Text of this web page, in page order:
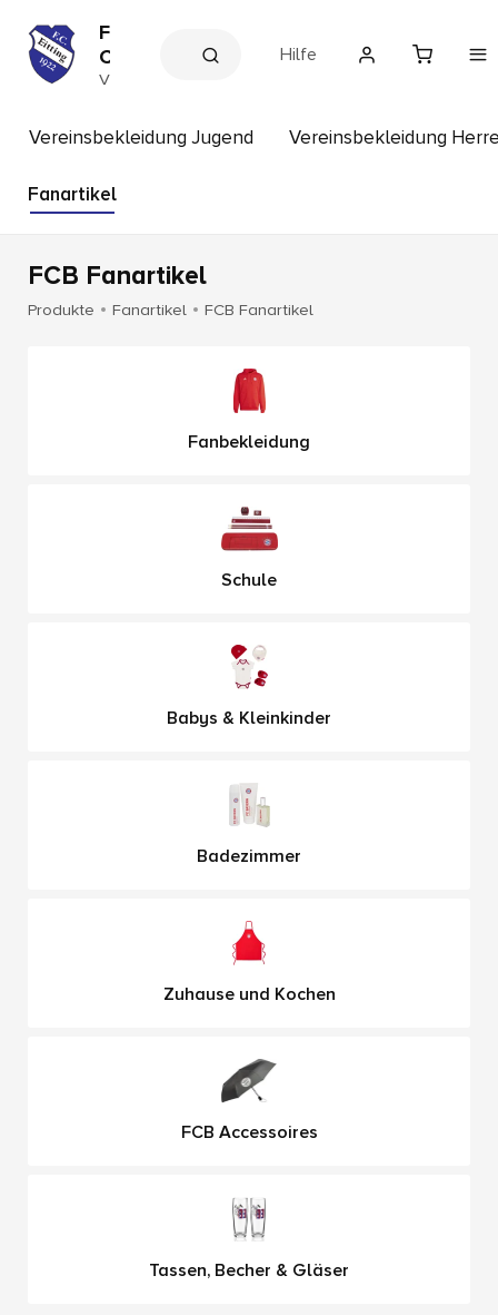
F
C
E
t
n
V
e
s
s
p
Hilfe
Vereinsbekleidung Jugend Vereinsbekleidung
Fanartikel
FCB Fanartikel
Produkte Fanartikel FCB Fanartikel
Fanbekleidung
Schule
Babys & Kleinkinder
Badezimmer
Zuhause und Kochen
FCB Accessoires
Tassen, Becher & Gläser